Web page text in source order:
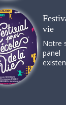
vie
Notre
panel